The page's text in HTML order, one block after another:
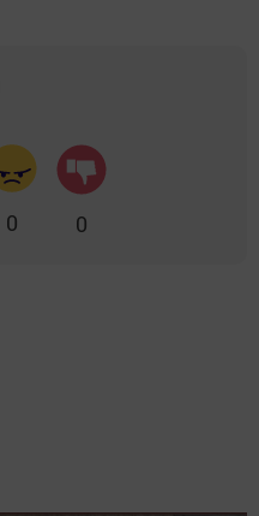
0 0